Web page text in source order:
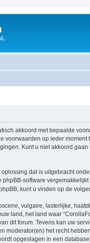
akkoord met bepaalde
voorwaarden op ieder
Kunt u niet akkoord
dat is uitgebracht
phpBB-software
kunt u vinden op de
vulgaire, lasterlijke,
land, het land waar
dit forum. Tevens kan uw
moderator(en) het recht
opgeslagen in een